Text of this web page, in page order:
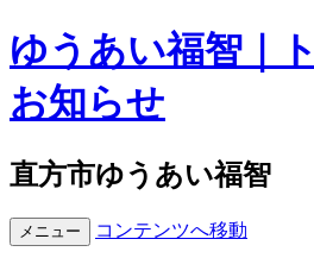
ゆうあい福智｜
お知らせ
直方市ゆうあい福智
メニュー コンテンツへ移動